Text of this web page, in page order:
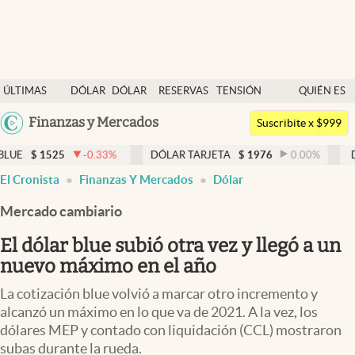
ÚLTIMAS
NOTICIAS
DÓLAR
DÓLAR
RESERVAS
TENSIÓN
GEOPOLÍTICA
QUIÉN ES
QUIÉN
Argentina
Uruguay
Finanzas y Mercados
Dólar
Members
Economía y Política
Finanzas y Mercados
Mercados Online
Negocios
Columnistas
Apertura
Suscribite x $999
-0.33% DÓLAR TARJETA $ 1976 0.00 % DÓLAR MEP
El Cronista Finanzas Y Mercados Dólar
Mercado cambiario
El dólar blue subió otra vez y llegó a un
nuevo máximo en el año
La cotización blue volvió a marcar otro incremento y
alcanzó un máximo en lo que va de 2021. A la vez, los
dólares MEP y contado con liquidación (CCL) mostraron
subas durante la rueda.